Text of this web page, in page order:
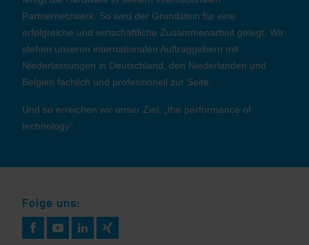
Partnernetzwerk. So wird der Grundstein für eine
erfolgreiche und wirtschaftliche Zusammenarbeit gelegt. Wir
stehen unseren internationalen Auftraggebern mit
Niederlassungen in Deutschland, den Niederlanden und
Belgien fachlich und professionell zur Seite.
Und so erreichen wir unser Ziel: „the performance of
technology“.
Folge uns: